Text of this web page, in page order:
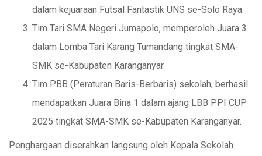
dalam kejuaraan Futsal Fantastik UNS se-Solo Raya.
Tim Tari SMA Negeri Jumapolo, memperoleh Juara 3
dalam Lomba Tari Karang Tumandang tingkat SMA-
SMK se-Kabupaten Karanganyar.
Tim PBB (Peraturan Baris-Berbaris) sekolah, berhasil
mendapatkan Juara Bina 1 dalam ajang LBB PPI CUP
2025 tingkat SMA-SMK se-Kabupaten Karanganyar.
Penghargaan diserahkan langsung oleh Kepala Sekolah